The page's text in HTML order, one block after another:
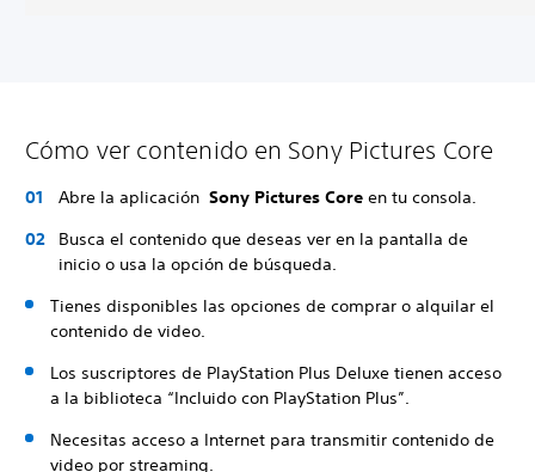
Cómo ver contenido en Sony Pictures Core
Abre la aplicación Sony Pictures Core en tu consola.
Busca el contenido que deseas ver en la pantalla de
inicio o usa la opción de búsqueda.
Tienes disponibles las opciones de comprar o alquilar el
contenido de video.
Los suscriptores de PlayStation Plus Deluxe tienen acceso
a la biblioteca “Incluido con PlayStation Plus”.
Necesitas acceso a Internet para transmitir contenido de
video por streaming.